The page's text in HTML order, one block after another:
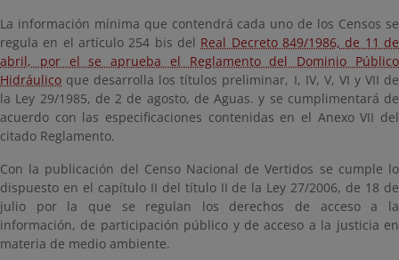
La información mínima que contendrá cada uno de los Censos se
regula en el artículo 254 bis del Real Decreto 849/1986, de 11 de
abril, por el se aprueba el Reglamento del Dominio Público
Hidráulico que desarrolla los títulos preliminar, I, IV, V, VI y VII de
la Ley 29/1985, de 2 de agosto, de Aguas. y se cumplimentará de
acuerdo con las especificaciones contenidas en el Anexo VII del
citado Reglamento.
Con la publicación del Censo Nacional de Vertidos se cumple lo
dispuesto en el capítulo II del título II de la Ley 27/2006, de 18 de
julio por la que se regulan los derechos de acceso a la
información, de participación público y de acceso a la justicia en
materia de medio ambiente.